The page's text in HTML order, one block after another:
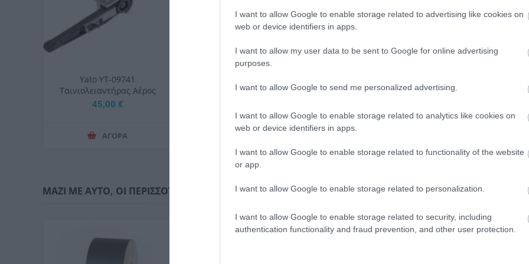
I want to allow Google to enable storage related to advertising like cookies on
web or device identifiers in apps.
I want to allow my user data to be sent to Google for online advertising
purposes.
I want to allow Google to send me personalized advertising.
I want to allow Google to enable storage related to analytics like cookies on
web or device identifiers in apps.
I want to allow Google to enable storage related to functionality of the website
or app.
I want to allow Google to enable storage related to personalization.
I want to allow Google to enable storage related to security, including
authentication functionality and fraud prevention, and other user protection.
Yato YT-09741
Ταινιολειαντήρας Αέρος
10x330mm
45,00 €
ΑΓΟΡΑ
82230
75Χ533mm YT-82240
Vorel
Τριβείο
ΜΑΖΙ ΜΕ ΑΥΤΟ, ΟΙ ΠΕΡΙΣΣΟΤΕΡΟΙ ΑΓΟΡΑΣΑΝ: